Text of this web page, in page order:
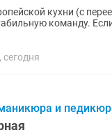
кухни (с переездом в другой
команду.
и